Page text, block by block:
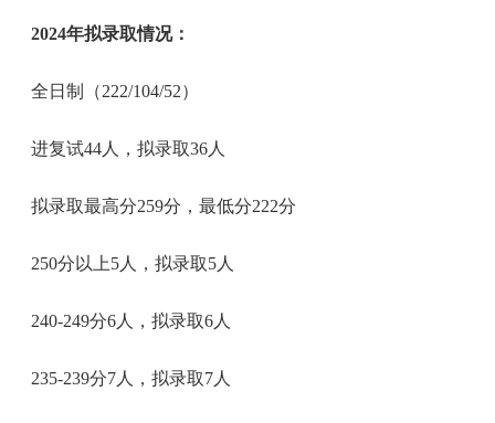
2024年拟录取情况：
全日制（222/104/52）
进复试44人，拟录取36人
拟录取最高分259分，最低分222分
250分以上5人，拟录取5人
240-249分6人，拟录取6人
235-239分7人，拟录取7人